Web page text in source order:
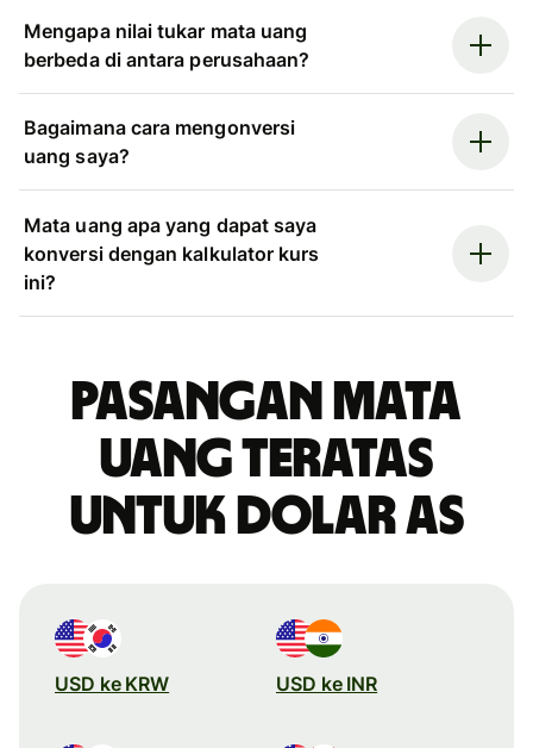
Mengapa nilai tukar mata uang
berbeda di antara perusahaan?
Bagaimana cara mengonversi
uang saya?
Mata uang apa yang dapat saya
konversi dengan kalkulator kurs
ini?
Pasangan mata
uang teratas
untuk dolar AS
USD ke KRW USD ke INR